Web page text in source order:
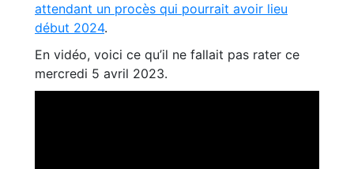
attendant un procès qui pourrait avoir lieu
début 2024.
En vidéo, voici ce qu’il ne fallait pas rater ce
mercredi 5 avril 2023.